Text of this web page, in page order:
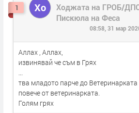
1 Хо
Ходжата на ГРОБ/
Пискюла на Феса
08:58, 31 мар
Аллах , Аллах,
извинявай че съм в Грях
...
тва младото парче до
повече от ветеринарката.
Голям грях